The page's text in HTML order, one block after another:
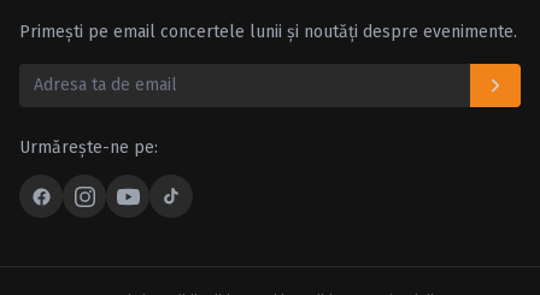
Primești pe email concertele lunii și noutăți despre evenimente.
Urmărește-ne pe: